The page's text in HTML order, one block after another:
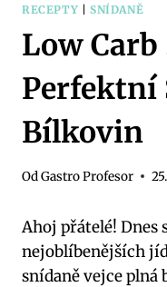
RECEPTY SNÍDANĚ
Low Carb
Perfektní
Bílkovin
OdGastro Profesor
Ahoj přátelé! Dnes
nejoblíbenějších
snídaně vejce plná